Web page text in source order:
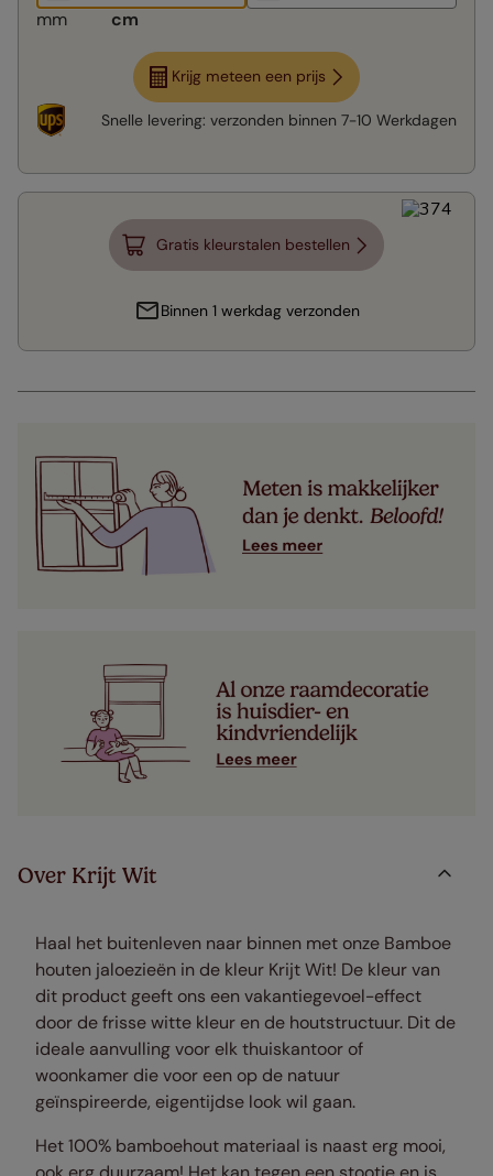
mm cm
Krijg meteen een prijs
Snelle levering: verzonden binnen 7-10 Werkdagen
Gratis kleurstalen bestellen
Binnen 1 werkdag verzonden
Over Krijt Wit
Haal het buitenleven naar binnen met onze Bamboe
houten jaloezieën in de kleur Krijt Wit! De kleur van
dit product geeft ons een vakantiegevoel-effect
door de frisse witte kleur en de houtstructuur. Dit de
ideale aanvulling voor elk thuiskantoor of
woonkamer die voor een op de natuur
geïnspireerde, eigentijdse look wil gaan.
Het 100% bamboehout materiaal is naast erg mooi,